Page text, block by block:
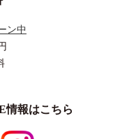
ン中
情報はこちら